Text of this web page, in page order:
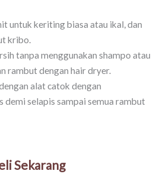
untuk keriting biasa atau ikal, dan
kribo.
tanpa menggunakan shampo atau
rambut dengan hair dryer.
alat catok dengan
demi selapis sampai semua rambut
Sekarang